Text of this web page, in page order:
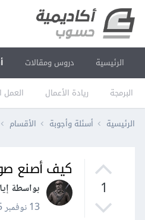
الرئيسية دروس ومقالات
البرمجة ريادة الأعمال العمل
الرئيسية أسئلة وأجوبة الأقسام
1
كيف أصنع
بواسطة
13 نوفمبر 2015